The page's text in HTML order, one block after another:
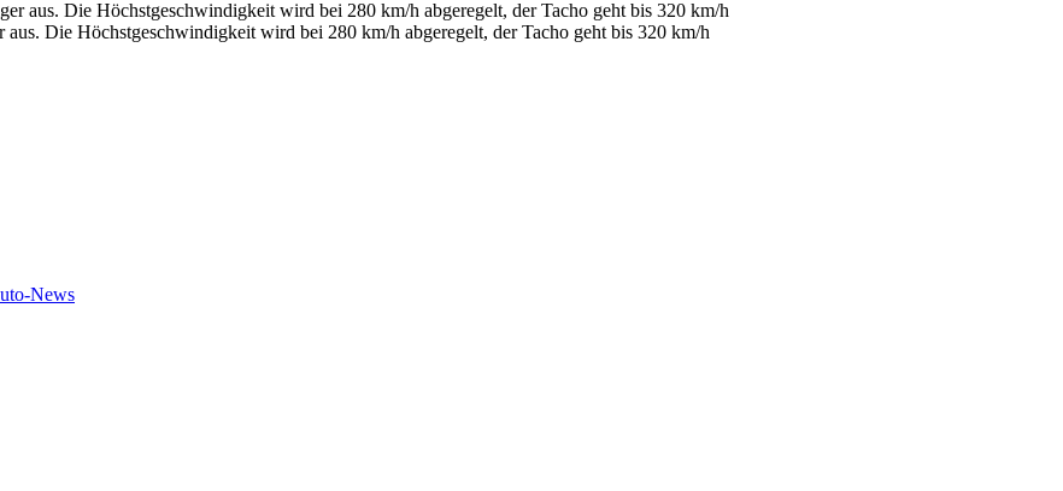
Die Höchstgeschwindigkeit wird bei 280 km/h abgeregelt, der Tacho geht bis 320 km/h
News